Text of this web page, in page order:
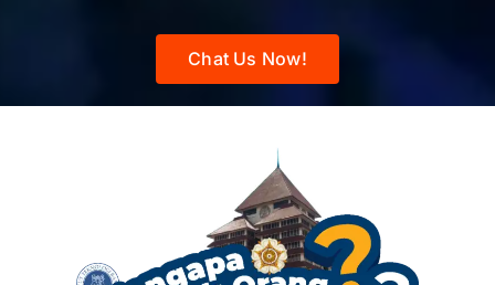
Chat Us Now!